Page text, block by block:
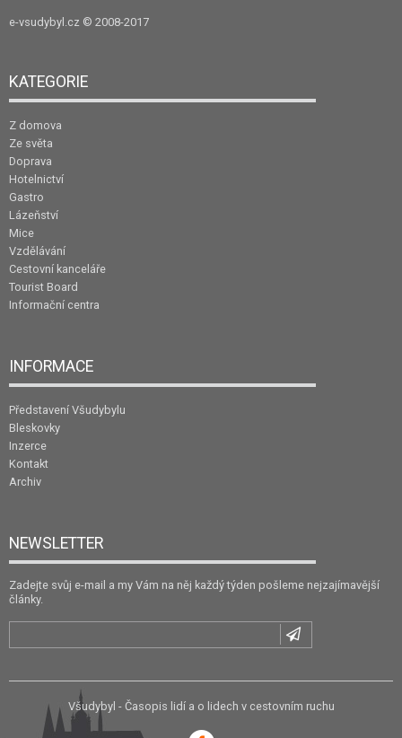
e-vsudybyl.cz © 2008-2017
KATEGORIE
Z domova
Ze světa
Doprava
Hotelnictví
Gastro
Lázeňství
Mice
Vzdělávání
Cestovní kanceláře
Tourist Board
Informační centra
INFORMACE
Představení Všudybylu
Bleskovky
Inzerce
Kontakt
Archiv
NEWSLETTER
Zadejte svůj e-mail a my Vám na něj každý týden pošleme nejzajímavější
články.
Všudybyl - Časopis lidí a o lidech v cestovním ruchu